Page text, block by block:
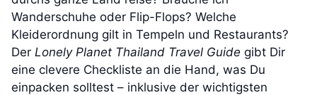
Wanderschuhe oder Flip-Flops? Welche
Kleiderordnung gilt in Tempeln und Restaurants?
Der Lonely Planet Thailand Travel Guide gibt Dir
eine clevere Checkliste an die Hand, was Du
einpacken solltest – inklusive der wichtigsten